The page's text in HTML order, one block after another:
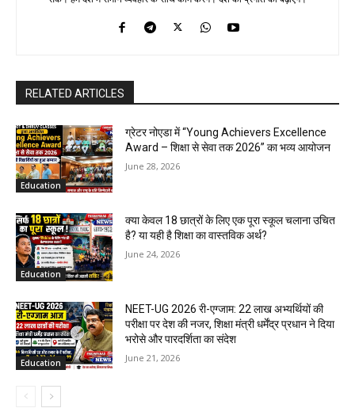
RELATED ARTICLES
Education
ग्रेटर नोएडा में “Young Achievers Excellence
Award – शिक्षा से सेवा तक 2026” का भव्य आयोजन
June 28, 2026
Education
क्या केवल 18 छात्रों के लिए एक पूरा स्कूल चलाना उचित
है? या यही है शिक्षा का वास्तविक अर्थ?
June 24, 2026
Education
NEET-UG 2026 री-एग्जाम: 22 लाख अभ्यर्थियों की
परीक्षा पर देश की नजर, शिक्षा मंत्री धर्मेंद्र प्रधान ने दिया
भरोसे और पारदर्शिता का संदेश
June 21, 2026